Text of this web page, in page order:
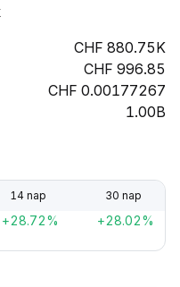
880.75K
996.85
0.00177267
1.00B
14 nap 30 nap
+28.72% +28.02%